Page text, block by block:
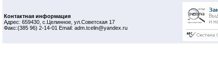
Контактная информация
Адрес: 659430, с.Целинное, ул.Советская 17
Факс:(385 96) 2-14-01 Email: adm.tcelin@yandex.ru